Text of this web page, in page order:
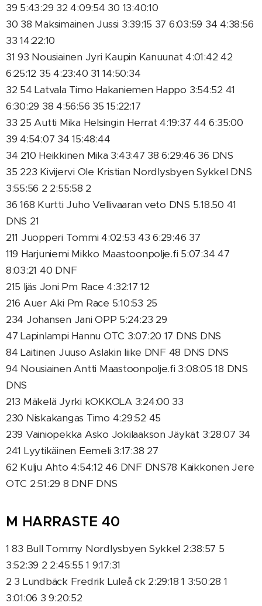
39 5:43:29 32 4:09:54 30 13:40:10
30 38 Maksimainen Jussi 3:39:15 37 6:03:59 34 4:38:56
33 14:22:10
31 93 Nousiainen Jyri Kaupin Kanuunat 4:01:42 42
6:25:12 35 4:23:40 31 14:50:34
32 54 Latvala Timo Hakaniemen Happo 3:54:52 41
6:30:29 38 4:56:56 35 15:22:17
33 25 Autti Mika Helsingin Herrat 4:19:37 44 6:35:00
39 4:54:07 34 15:48:44
34 210 Heikkinen Mika 3:43:47 38 6:29:46 36 DNS
35 223 Kivijervi Ole Kristian Nordlysbyen Sykkel DNS
3:55:56 2 2:55:58 2
36 168 Kurtti Juho Vellivaaran veto DNS 5.18.50 41
DNS 21
211 Juopperi Tommi 4:02:53 43 6:29:46 37
119 Harjuniemi Mikko Maastoonpolje.fi 5:07:34 47
8:03:21 40 DNF
215 Ijäs Joni Pm Race 4:32:17 12
216 Auer Aki Pm Race 5:10:53 25
234 Johansen Jani OPP 5:24:23 29
47 Lapinlampi Hannu OTC 3:07:20 17 DNS DNS
84 Laitinen Juuso Aslakin liike DNF 48 DNS DNS
94 Nousiainen Antti Maastoonpolje.fi 3:08:05 18 DNS
DNS
213 Mäkelä Jyrki kOKKOLA 3:24:00 33
230 Niskakangas Timo 4:29:52 45
239 Vainiopekka Asko Jokilaakson Jäykät 3:28:07 34
241 Lyytikäinen Eemeli 3:17:38 27
62 Kulju Ahto 4:54:12 46 DNF DNS78 Kaikkonen Jere
OTC 2:51:29 8 DNF DNS
M HARRASTE 40
1 83 Bull Tommy Nordlysbyen Sykkel 2:38:57 5
3:52:39 2 2:45:55 1 9:17:31
2 3 Lundbäck Fredrik Luleå ck 2:29:18 1 3:50:28 1
3:01:06 3 9:20:52